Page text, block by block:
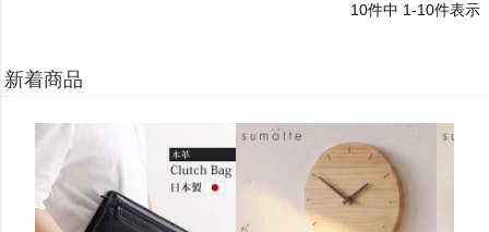
10件中 1-10件表示
新着商品